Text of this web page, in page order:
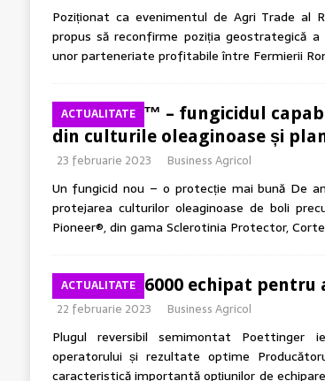
Poziționat ca evenimentul de Agri Trade al
propus să reconfirme poziția geostrategică
unor parteneriate profitabile între Fermierii
ACTUALITATE
Capartis™ – fungicidul
din culturile oleaginoase și
23 februarie 2023 Business Agricol
Un fungicid nou – o protecție mai bună De
protejarea culturilor oleaginoase de boli
Pioneer®, din gama Sclerotinia Protector,
ACTUALITATE
SERVO T 6000 echipat
22 februarie 2023 Business Agricol
Plugul reversibil semimontat
operatorului și rezultate optime
caracteristică importantă opțiunilor de